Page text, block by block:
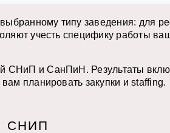
типу заведения: для
учесть специфику работы
СНиП и СанПиН. Результаты
планировать закупки и staffing.
СНИП